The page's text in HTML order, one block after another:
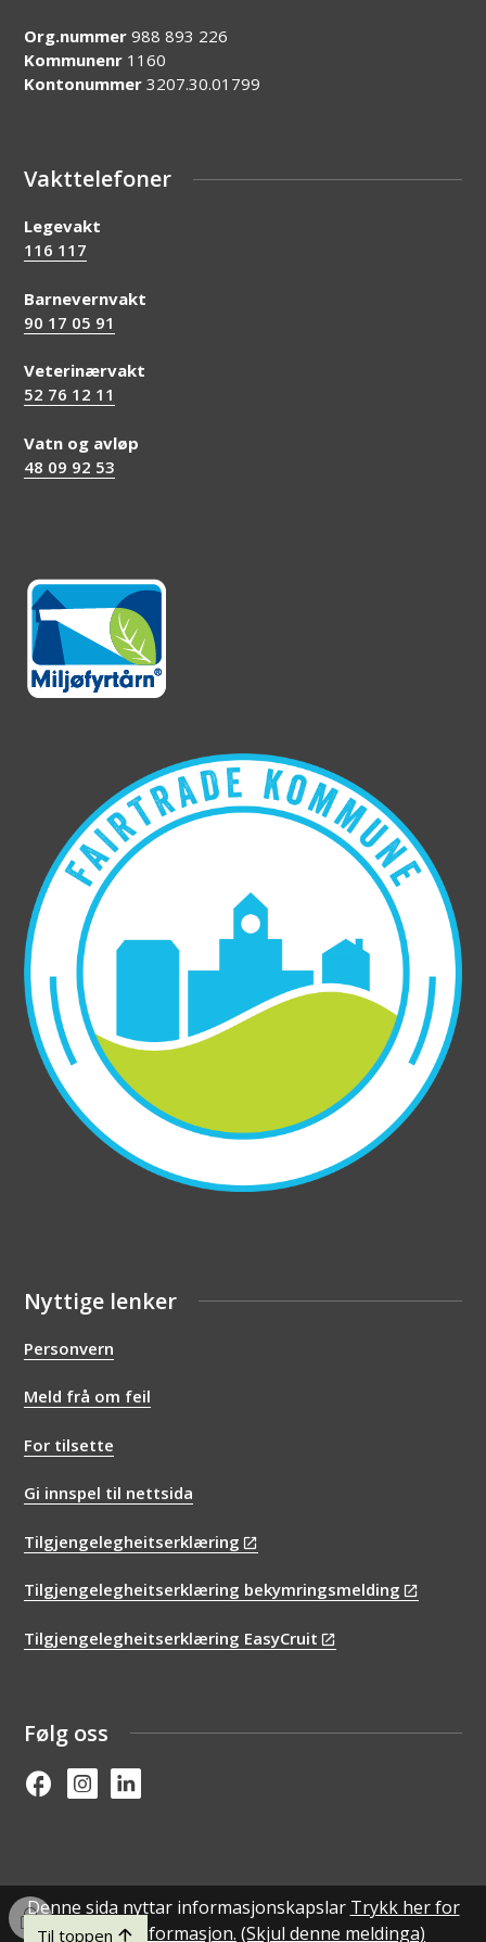
Org.nummer988 893 226
Kommunenr 1160
Kontonummer3207.30.01799
Vakttelefoner
Legevakt
116 117
Barnevernvakt
90 17 05 91
Veterinærvakt
52 76 12 11
Vatn og avløp
48 09 92 53
Nyttige lenker
Personvern
Meld frå om feil
For tilsette
Gi innspel til nettsida
Tilgjengelegheitserklæring
Tilgjengelegheitserklæring bekymringsmelding
Tilgjengelegheitserklæring EasyCruit
Følg oss
FacebookInstagramLinked in
Til toppen
Denne sida nyttar informasjonskapslar Trykk her for
detaljert informasjon. (Skjul denne meldinga)